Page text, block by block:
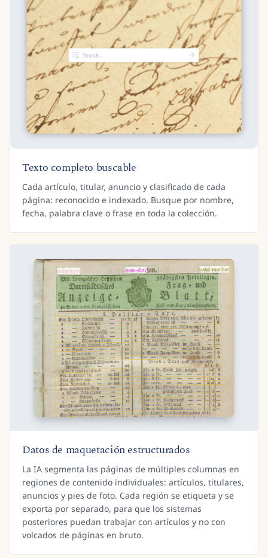
Texto completo buscable
Cada artículo, titular, anuncio y clasificado de cada
página: reconocido e indexado. Busque por nombre,
fecha, palabra clave o frase en toda la colección.
Datos de maquetación estructurados
La IA segmenta las páginas de múltiples columnas en
regiones de contenido individuales: artículos, titulares,
anuncios y pies de foto. Cada región se etiqueta y se
exporta por separado, para que los sistemas
posteriores puedan trabajar con artículos y no con
volcados de páginas en bruto.